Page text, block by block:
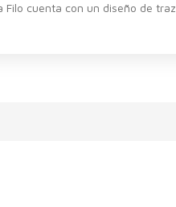
Filo cuenta con un diseño de